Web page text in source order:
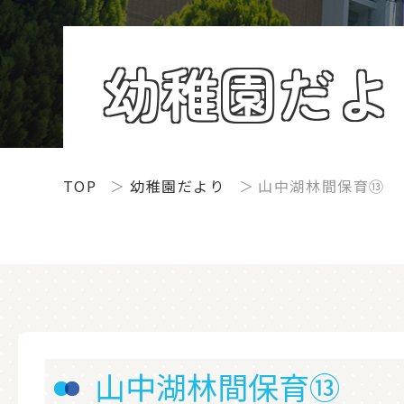
幼稚園だ
TOP 幼稚園だより 山中湖林間保育⑬
山中湖林間保育⑬